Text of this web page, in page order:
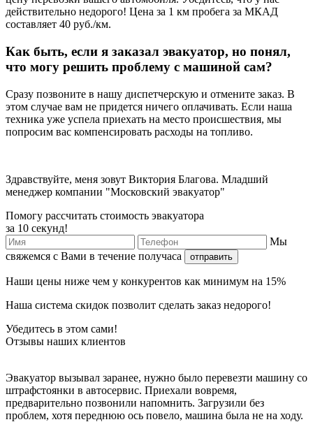
действительно недорого! Цена за 1 км пробега за МКАД
составляет 40 руб./км.
Как быть, если я заказал эвакуатор, но понял,
что могу решить проблему с машиной сам?
Сразу позвоните в нашу диспетчерскую и отмените заказ. В
этом случае вам не придется ничего оплачивать. Если наша
техника уже успела приехать на место происшествия, мы
попросим вас компенсировать расходы на топливо.
Здравствуйте, меня зовут Виктория Благова. Младший
менеджер компании "Московский эвакуатор"
Помогу рассчитать стоимость эвакуатора
за 10 секунд!
Мы
свяжемся с Вами в течение получаса
отправить
Наши цены ниже чем у конкурентов как минимум на 15%
Наша система скидок позволит сделать заказ недорого!
Убедитесь в этом сами!
Отзывы наших клиентов
Эвакуатор вызывал заранее, нужно было перевезти машину со
штрафстоянки в автосервис. Приехали вовремя,
предварительно позвонили напомнить. Загрузили без
проблем, хотя переднюю ось повело, машина была не на ходу.